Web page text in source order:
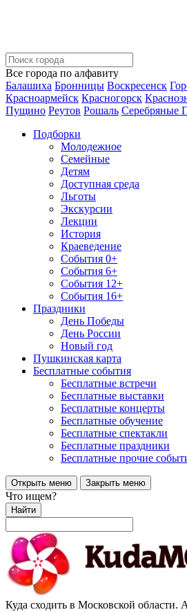
Все города по алфавиту
Балашиха Бронницы Воскресенск
Красноармейск Красногорск
Пущино Реутов Рошаль Серебряные
Подборки
Молодежное
Семейные
Детям
Доступная среда
Льготы
Экскурсии
Лекции
История
Краеведение
События 0+
События 6+
События 12+
События 16+
Праздники
День Победы
День России
Новый год
Пушкинская карта
Бесплатные события
Бесплатные встречи
Бесплатные выставки
Бесплатные концерты
Бесплатные обучение
Бесплатные спектакли
Бесплатные праздники
Бесплатные прочие
Открыть меню Закрыть меню
Что ищем?
Найти
Куда сходить в Московской области.